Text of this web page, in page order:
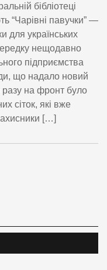
бібліотеці
“Чарівні павучки” —
для українських
нещодавно
підприємства
що надало новий
разу на фронт було
сіток, які вже
[…]